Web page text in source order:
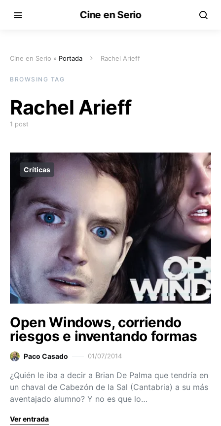
Cine en Serio
Cine en Serio » Portada Rachel Arieff
BROWSING TAG
Rachel Arieff
1 post
Críticas
Open Windows, corriendo
riesgos e inventando formas
Paco Casado 01/07/2014
¿Quién le iba a decir a Brian De Palma que tendría en
un chaval de Cabezón de la Sal (Cantabria) a su más
aventajado alumno? Y no es que lo…
Ver entrada